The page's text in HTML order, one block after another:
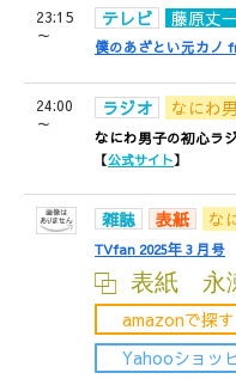
23:15
～
テレビ 藤原丈
僕のあざとい元カノ
24:00
～
ラジオ なにわ
なにわ男子の初心ラ
【公式サイト】
雑誌 表紙 な
TVfan 2025年 3 月号
表紙 永
amazonで探す
Yahooショッ